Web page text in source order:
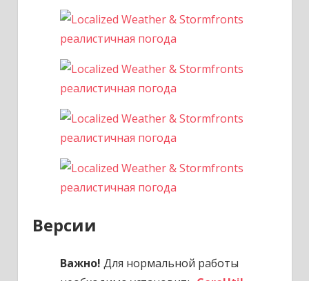
Версии
Важно! Для нормальной работы